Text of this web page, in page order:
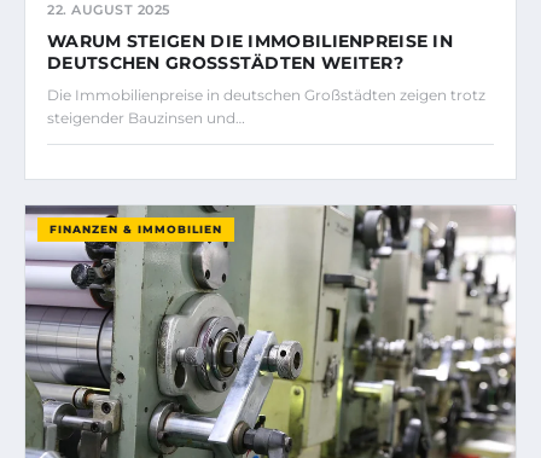
22. AUGUST 2025
WARUM STEIGEN DIE IMMOBILIENPREISE IN
DEUTSCHEN GROSSSTÄDTEN WEITER?
Die Immobilienpreise in deutschen Großstädten zeigen trotz
steigender Bauzinsen und…
FINANZEN & IMMOBILIEN